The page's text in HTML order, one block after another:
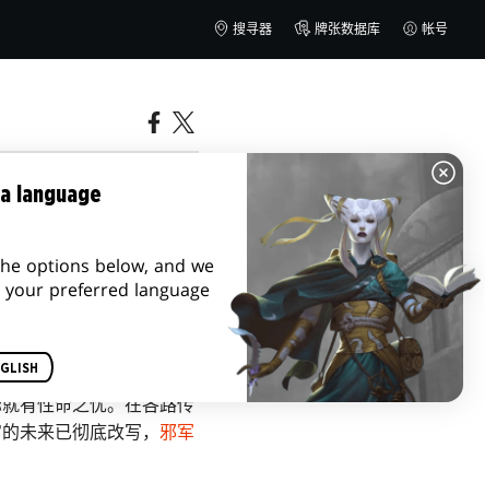
搜寻器 牌张数据库 帐号
有性命之忧。在各路传
未来已彻底改写， 邪军
language
options below, and we
preferred language